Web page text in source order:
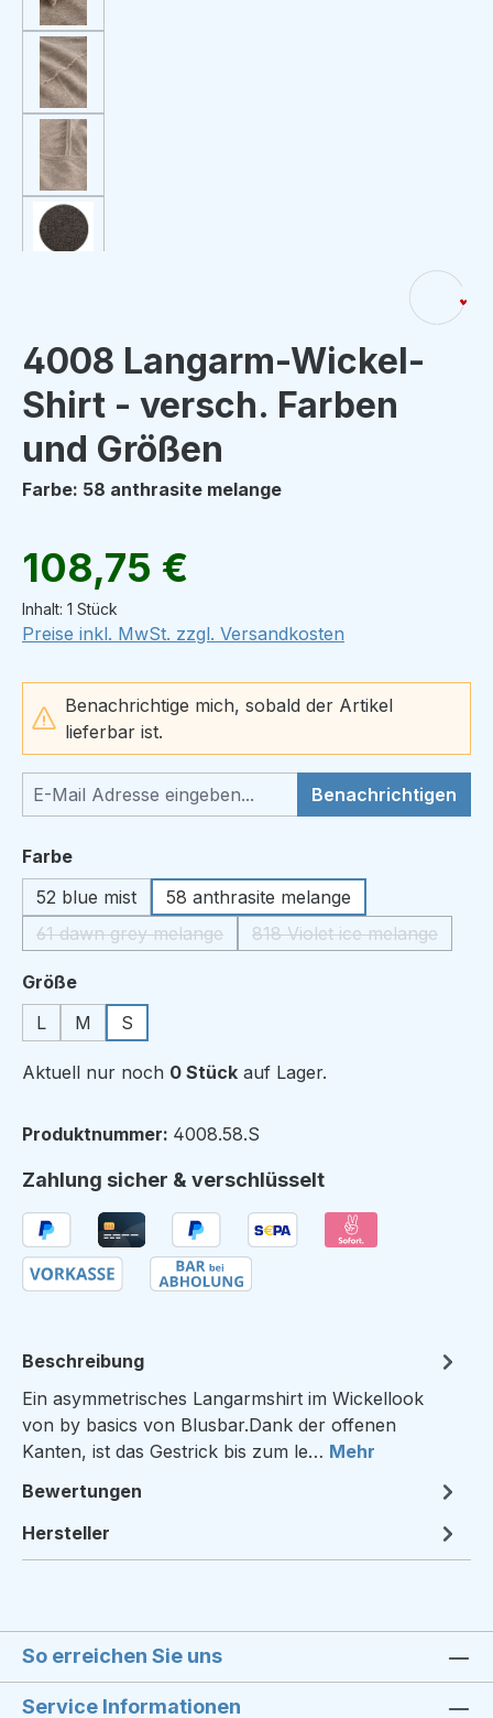
4008 Langarm-Wickel-
Shirt - versch. Farben
und Größen
Farbe: 58 anthrasite melange
Regulärer Preis:
108,75 €
Inhalt: 1 Stück
Preise inkl. MwSt. zzgl. Versandkosten
Benachrichtige mich, sobald der Artikel
lieferbar ist.
Benachrichtigen
Farbeauswählen
52 blue mist
58 anthrasite melange
61 dawn grey melange
(Diese Option ist zurzeit nicht verfügbar.)
818 Violet ice melange
(Diese Option ist
Größeauswählen
L
M S
Aktuell nur noch 0 Stück auf Lager.
Produktnummer: 4008.58.S
Zahlung sicher & verschlüsselt
Beschreibung
Ein asymmetrisches Langarmshirt im Wickellook
von by basics von Blusbar.Dank der offenen
Kanten, ist das Gestrick bis zum le… Mehr
Bewertungen
Hersteller
So erreichen Sie uns
Service Informationen